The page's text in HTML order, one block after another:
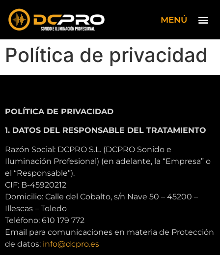
MENÚ
Política de privacidad
POLÍTICA DE PRIVACIDAD
1. DATOS DEL RESPONSABLE DEL TRATAMIENTO
Razón Social: DCPRO S.L. (DCPRO Sonido e
Iluminación Profesional) (en adelante, la “Empresa” o
el “Responsable”).
CIF: B-45920212
Domicilio: Calle del Cobalto, s/n Nave 50 – 45200 –
Illescas – Toledo
Teléfono: 610 179 772
Email para comunicaciones en materia de Protección
de datos: info@dcpro.es